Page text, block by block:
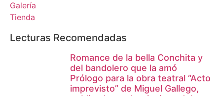
Galería
Tienda
Lecturas Recomendadas
Romance de la bella Conchita y
del bandolero que la amó
Prólogo para la obra teatral “Acto
imprevisto” de Miguel Gallego,